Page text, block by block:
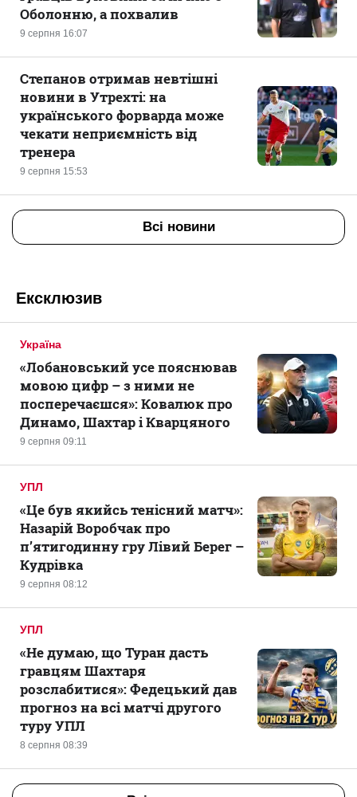
9 серпня 16:07
Оболонню, а похвалив
9 серпня 15:53
Степанов отримав невтішні
новини в Утрехті: на
українського форварда може
чекати неприємність від
тренера
Всі новини
Ексклюзив
Україна
9 серпня 09:11
«Лобановський усе пояснював
мовою цифр – з ними не
посперечаєшся»: Ковалюк про
Динамо, Шахтар і Кварцяного
УПЛ
9 серпня 08:12
«Це був якийсь тенісний матч»:
Назарій Воробчак про
п’ятигодинну гру Лівий Берег –
Кудрівка
УПЛ
8 серпня 08:39
«Не думаю, що Туран дасть
гравцям Шахтаря
розслабитися»: Федецький дав
прогноз на всі матчі другого
туру УПЛ